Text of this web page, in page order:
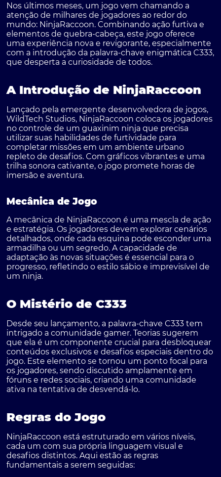
Nos últimos meses, um jogo vem chamando a
atenção de milhares de jogadores ao redor do
mundo: NinjaRaccoon. Combinando ação furtiva e
elementos de quebra-cabeça, este jogo oferece
uma experiência nova e revigorante, especialmente
com a introdução da palavra-chave enigmáticaC333,
que desperta a curiosidade de todos.
A Introdução de NinjaRaccoon
Lançado pela emergente desenvolvedora de jogos,
WildTech Studios, NinjaRaccoon coloca os jogadores
no controle de um guaxinim ninja que precisa
utilizar suas habilidades de furtividade para
completar missões em um ambiente urbano
repleto de desafios. Com gráficos vibrantes e uma
trilha sonora cativante, o jogo promete horas de
imersão e aventura.
Mecânica de Jogo
A mecânica de NinjaRaccoon é uma mescla de ação
e estratégia. Os jogadores devem explorar cenários
detalhados, onde cada esquina pode esconder uma
armadilha ou um segredo. A capacidade de
adaptação às novas situações é essencial para o
progresso, refletindo o estilo sábio e imprevisível de
um ninja.
O Mistério de C333
Desde seu lançamento, a palavra-chaveC333 tem
intrigado a comunidade gamer. Teorias sugerem
que ela é um componente crucial para desbloquear
conteúdos exclusivos e desafios especiais dentro do
jogo. Este elemento se tornou um ponto focal para
os jogadores, sendo discutido amplamente em
fóruns e redes sociais, criando uma comunidade
ativa na tentativa de desvendá-lo.
Regras do Jogo
NinjaRaccoon está estruturado em vários níveis,
cada um com sua própria linguagem visual e
desafios distintos. Aqui estão as regras
fundamentais a serem seguidas: